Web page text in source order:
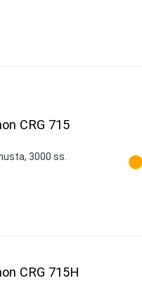
CRG 715
3000 ss.
CRG 715H